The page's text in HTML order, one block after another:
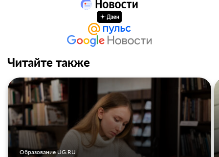
Читайте также
Образование UG.RU